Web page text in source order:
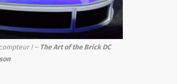
! – The Art of the Brick DC